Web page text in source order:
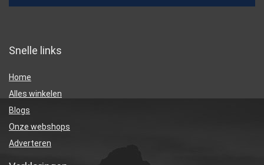
Snelle links
Home
Alles winkelen
Blogs
Onze webshops
Adverteren